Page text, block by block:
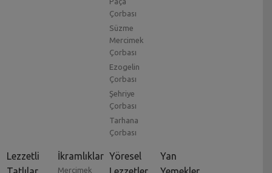
Çorbası
Süzme
Mercimek
Çorbası
Ezogelin
Çorbası
Şehriye
Çorbası
Tarhana
Çorbası
Lezzetli
İkramlıklar
Mercimek
Yöresel
Yan